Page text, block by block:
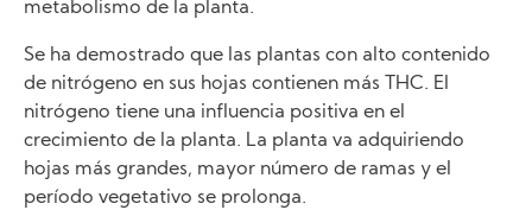
metabolismo de la planta.
Se ha demostrado que las plantas con alto contenido
de nitrógeno en sus hojas contienen más THC. El
nitrógeno tiene una influencia positiva en el
crecimiento de la planta. La planta va adquiriendo
hojas más grandes, mayor número de ramas y el
período vegetativo se prolonga.